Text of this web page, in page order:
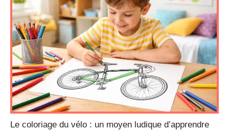
Le coloriage du vélo : un moyen ludique d’apprendre